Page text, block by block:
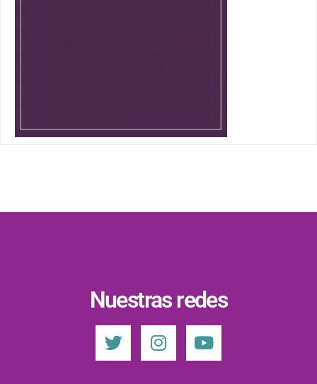
Nuestras redes